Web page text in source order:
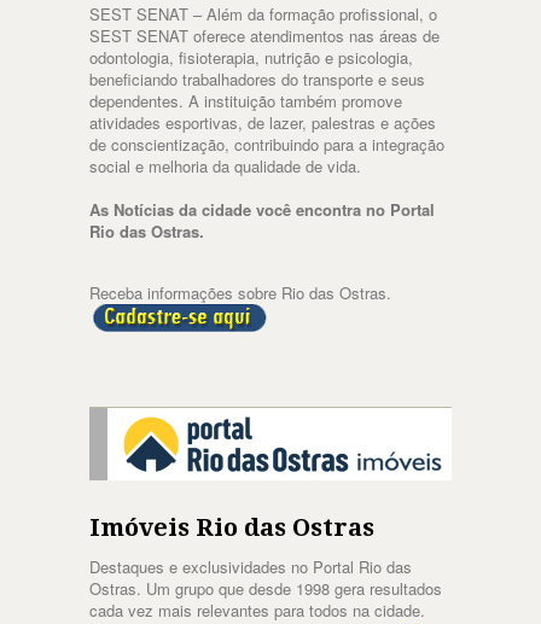
SEST SENAT – Além da formação profissional, o
SEST SENAT oferece atendimentos nas áreas de
odontologia, fisioterapia, nutrição e psicologia,
beneficiando trabalhadores do transporte e seus
dependentes. A instituição também promove
atividades esportivas, de lazer, palestras e ações
de conscientização, contribuindo para a integração
social e melhoria da qualidade de vida.
As Notícias da cidade você encontra no Portal
Rio das Ostras.
Receba informações sobre Rio das Ostras.
Imóveis Rio das Ostras
Destaques e exclusividades no Portal Rio das
Ostras. Um grupo que desde 1998 gera resultados
cada vez mais relevantes para todos na cidade.